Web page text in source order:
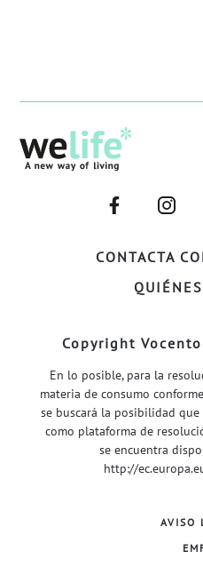
CONTACTA
–
FACEBOOK–
–
Copyright
En lo posible, para la
materia de consumo
se buscará la posibilidad
como plataforma de
se encuentra
http://
AVISO